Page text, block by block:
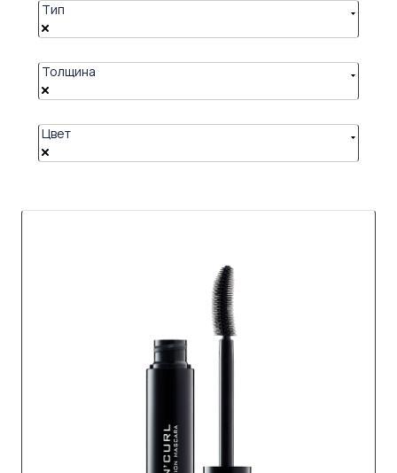
Тип
Толщина
Цвет